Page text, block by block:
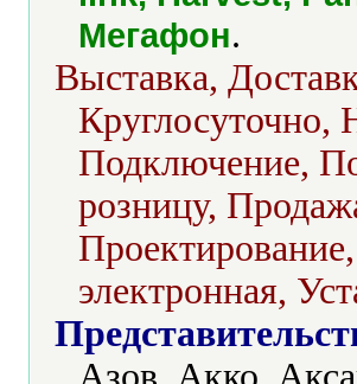
Мегафон.
Выставка,
Круглосуточно,
Подключение,
розницу,
электронная,